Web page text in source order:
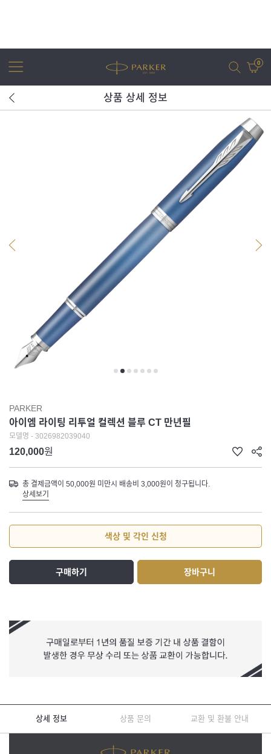
0
조터
상품 상세 정보
PARKER
아이엠 라이팅 리투얼 컬렉션 블루 CT 만년필
모델명 - 3026982039040
120,000원
총 결제금액이 50,000원 미만시 배송비 3,000원이 청구됩니다.
상세보기
색상 및 각인 신청
구매하기 장바구니
상세 정보 상품 문의 교환 및 환불 안내